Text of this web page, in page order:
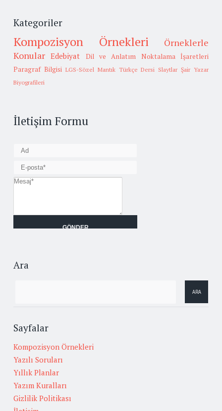
Kategoriler
Kompozisyon Örnekleri
Örneklerle
Konular Edebiyat Dil ve Anlatım
Noktalama İşaretleri
Paragraf Bilgisi LGS-Sözel Mantık Türkçe Dersi Slaytlar Şair Yazar
Biyografileri
İletişim Formu
Ara
Sayfalar
Kompozisyon Örnekleri
Yazılı Soruları
Yıllık Planlar
Yazım Kuralları
Gizlilik Politikası